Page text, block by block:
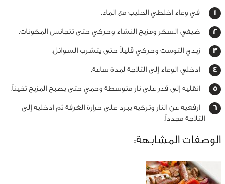
في وعاء اخلطي الحليب مع الماء.
ضيفي السكر ومزيج النشاء وحركي حتى تتجانس المكونات.
زيدي التوست وحركي قليلاً حتى يتشرب السوائل.
أدخلي الوعاء إلى الثلاجة لمدة ساعة.
انقليه إلى قدر على نار متوسطة وحمي حتى يصبح المزيج ثخيناً.
ارفعيه عن النار وتركيه يبرد على حرارة الغرفة ثم أدخليه إلى
الثلاجة مجدداً.
الوصفات المشابهة: